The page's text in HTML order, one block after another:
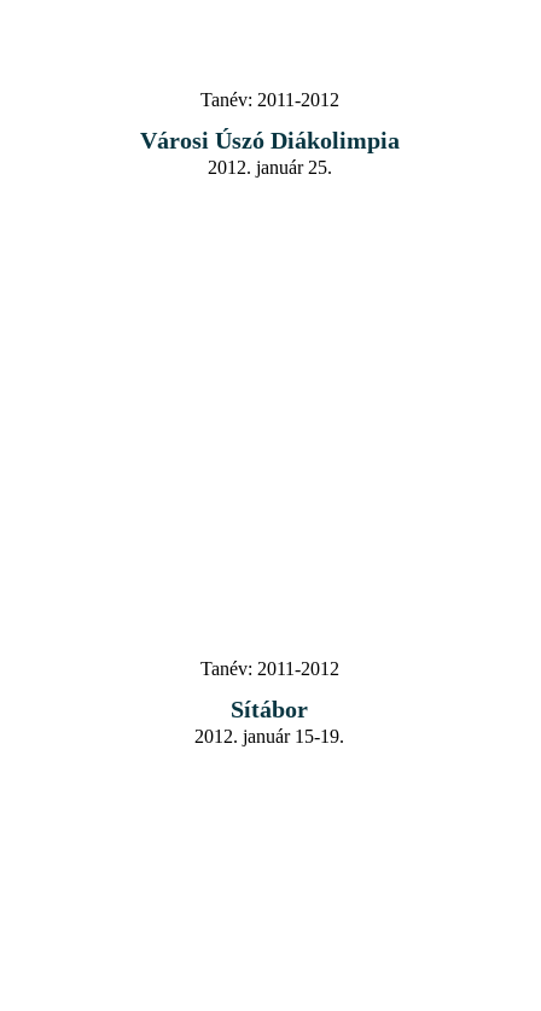
Tanév: 2011-2012
Városi Úszó Diákolimpia
2012. január 25.
Tanév: 2011-2012
Sítábor
2012. január 15-19.